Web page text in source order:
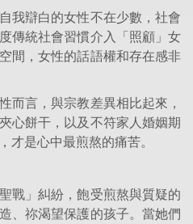
我辯白的女性不在少數，社會
傳統社會習慣介入「照顧」女
間，女性的話語權和存在感非
而言，與宗教差異相比起來，
心餅干，以及不符家人婚姻期
才是心中最煎熬的痛苦。
戰」糾紛，飽受煎熬與質疑的
、祢渴望保護的孩子。當她們